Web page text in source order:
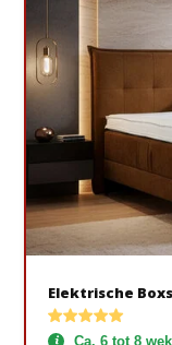
Elektrische
Ca. 6 tot 8